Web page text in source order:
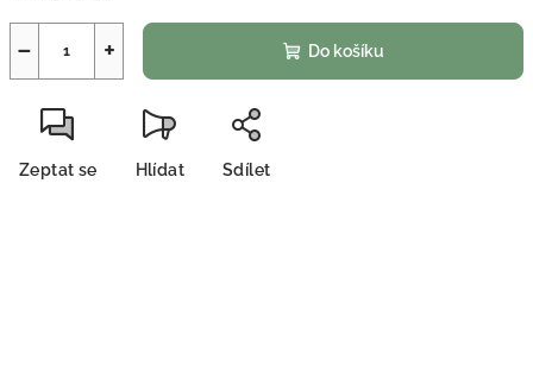
+
− Do košíku
Zeptat se Hlídat Sdílet